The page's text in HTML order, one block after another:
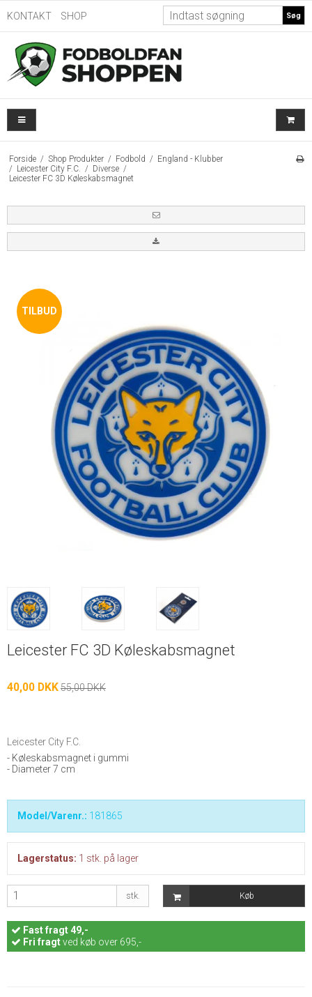
KONTAKT SHOP Søg
Forside / Shop Produkter / Fodbold / England - Klubber
/ Leicester City F.C. / Diverse /
Leicester FC 3D Køleskabsmagnet
TILBUD
Leicester FC 3D Køleskabsmagnet
40,00 DKK55,00 DKK
Leicester City F.C.
- Køleskabsmagnet i gummi
- Diameter 7 cm
Model/Varenr.: 181865
Lagerstatus: 1 stk. på lager
stk. Køb
Fastfragt 49,-
Fri fragtved køb over 695,-